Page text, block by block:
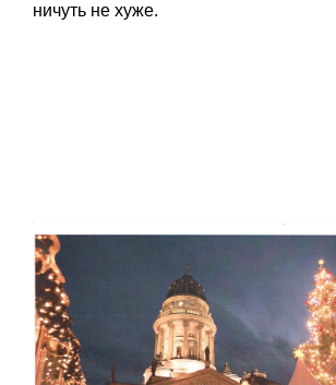
ничуть не хуже.